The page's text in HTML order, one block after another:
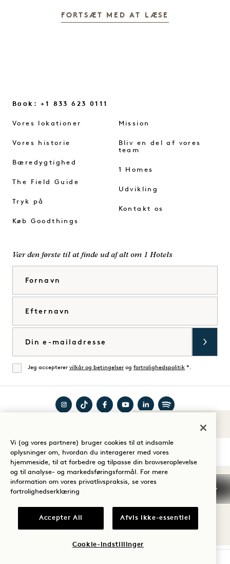
FORTSÆT MED AT LÆSE
Lyde af 1
Book: +1 833 623 0111
Vores lokationer
Vores historie
Bæredygtighed
The Field Guide
Tryk på
Køb Goodthings
Mission
Bliv en del af vores
team
1 Homes
Udvikling
Kontakt os
Vær den første til at finde ud af alt om 1 Hotels
Enig
Jeg accepterer vilkår og betingelser og fortrolighedspolitik *.
Hotels
på
Instagram
Hotels
på
TikTok
Hotels
Facebook
Hotels
YouTube
Hotels
på
LinkedIn
Hotels
Spotify
Vilkår og betingelser
Meddelelse om beskyttelse af personlige oplysninger
Vi (og vores partnere) bruger cookies til at indsamle
oplysninger om, hvordan du interagerer med vores
hjemmeside, til at forbedre og tilpasse din browseroplevelse
og til analyse- og markedsføringsformål. For mere
information om vores privatlivspraksis, se vores
fortrolighedserklæring
Accepter All Afvis ikke-essentiel
Cookie-indstillinger